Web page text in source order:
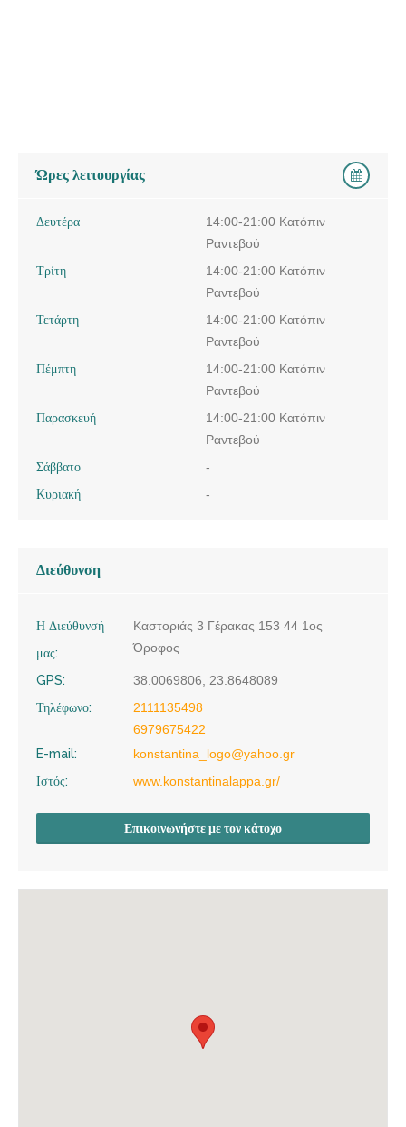
Ώρες λειτουργίας
Δευτέρα
14:00-21:00 Κατόπιν
Ραντεβού
Τρίτη
14:00-21:00 Κατόπιν
Ραντεβού
Τετάρτη
14:00-21:00 Κατόπιν
Ραντεβού
Πέμπτη
14:00-21:00 Κατόπιν
Ραντεβού
Παρασκευή
14:00-21:00 Κατόπιν
Ραντεβού
Σάββατο
-
Κυριακή
-
Διεύθυνση
Η Διεύθυνσή
μας:
Καστοριάς 3 Γέρακας 153 44 1ος
Όροφος
GPS:
38.0069806, 23.8648089
Τηλέφωνο:
2111135498
6979675422
E-mail:
konstantina_logo@yahoo.gr
Ιστός:
www.konstantinalappa.gr/
Επικοινωνήστε με τον κάτοχο